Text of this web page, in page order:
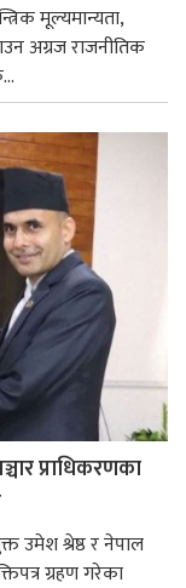
मूल्यमान्यता,
अग्रज राजनीतिक
प्राधिकरणका
उमेश श्रेष्ठ र नेपाल
ग्रहण गरेका